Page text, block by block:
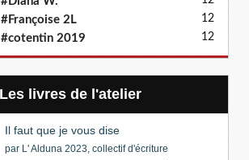
#Françoise 2L 12
#cotentin 2019 12
Les livres de l'atelier
Il faut que je vous dise
par L' Alduna 2023, collectif d'écriture